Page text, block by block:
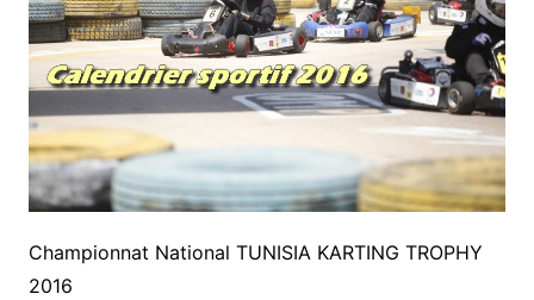
Championnat National TUNISIA KARTING TROPHY
2016